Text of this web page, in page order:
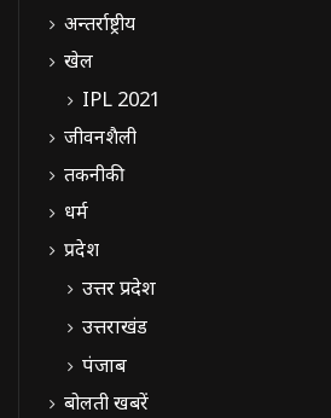
अन्तर्राष्ट्रीय
खेल
IPL 2021
जीवनशैली
तकनीकी
धर्म
प्रदेश
उत्तर प्रदेश
उत्तराखंड
पंजाब
बोलती खबरें